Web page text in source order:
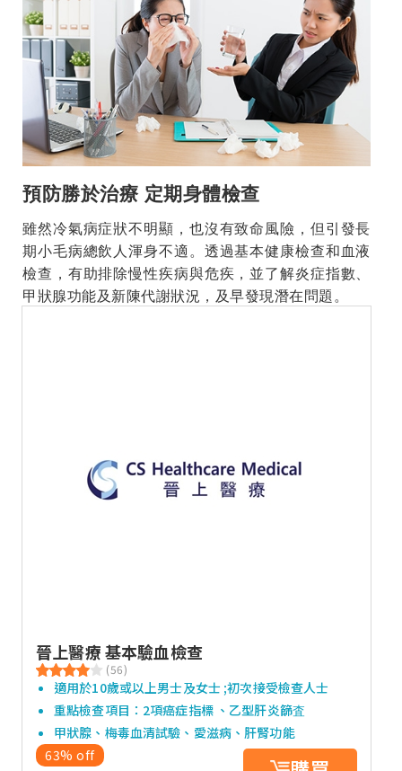
預防勝於治療 定期身體檢查
雖然冷氣病症狀不明顯，也沒有致命風險，但引發長
期小毛病總飲人渾身不適。透過基本健康檢查和血液
檢查，有助排除慢性疾病與危疾，並了解炎症指數、
甲狀腺功能及新陳代謝狀況，及早發現潛在問題。
晉上醫療 基本驗血檢查
(56)
適用於10歲或以上男士及女士 ;初次接受檢查人士
重點檢查項目：2項癌症指標 、乙型肝炎篩査
甲狀腺、梅毒血清試驗、愛滋病、肝腎功能
63% off